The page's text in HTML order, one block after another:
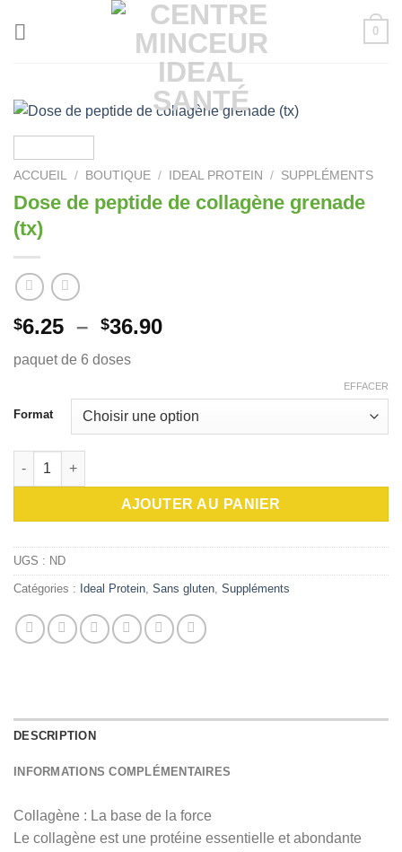
0
ACCUEIL / BOUTIQUE / IDEAL PROTEIN / SUPPLÉMENTS
Dose de peptide de collagène grenade
(tx)
$6.25 – $36.90Plage
à
$36.90
paquet de 6 doses
Format
EFFACER
quantité de Dose de peptide de collagène grenade (tx)
AJOUTER AU PANIER
UGS : ND
Catégories : Ideal Protein, Sans gluten, Suppléments
DESCRIPTION
INFORMATIONS COMPLÉMENTAIRES
Collagène : La base de la force
Le collagène est une protéine essentielle et abondante